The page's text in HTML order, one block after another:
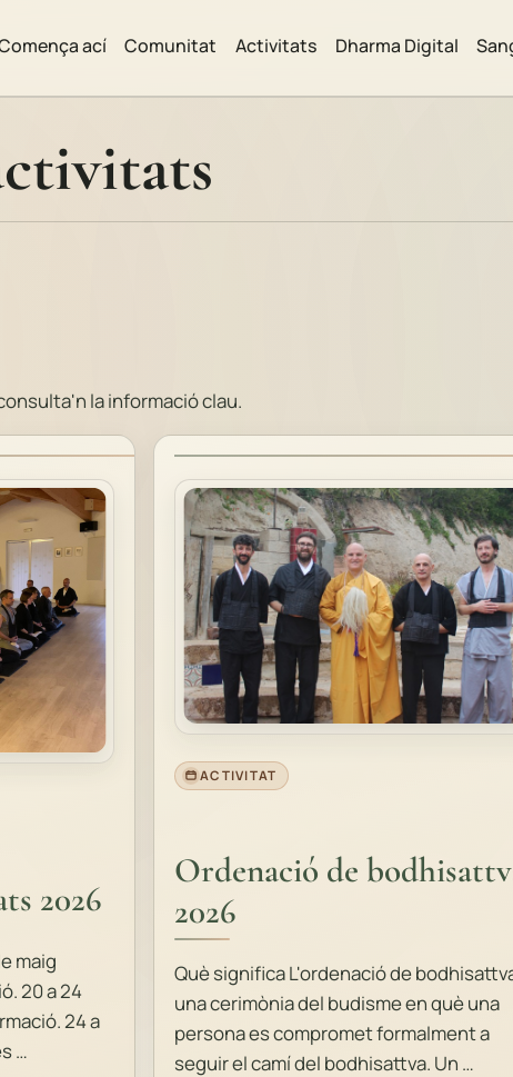
ací Comunitat Activitats Dharma Digital
la informació clau.
2026
maig
20 a 24
24 a
…
ACTIVITAT
Ordenació de
2026
Què significa L'ordenació de
una cerimònia del budisme en què una
persona es compromet formalment a
seguir el camí del bodhisattva. Un …